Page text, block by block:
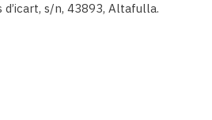
d’icart, s/n, 43893, Altafulla.